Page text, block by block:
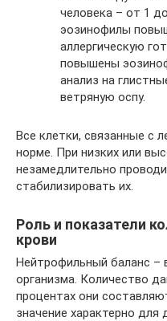
человека – от 1
эозинофилы
аллергическую
повышены
анализ на
ветряную оспу.
Все клетки, связанные с
норме. При низких или
незамедлительно
стабилизировать их.
Роль и показатели
крови
Нейтрофильный баланс –
организма. Количество
процентах они
значение характерно